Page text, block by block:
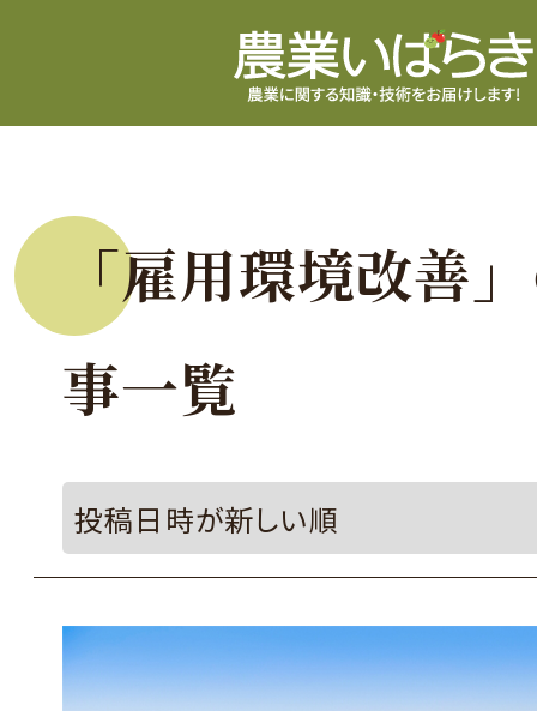
「雇用環境改善
事一覧